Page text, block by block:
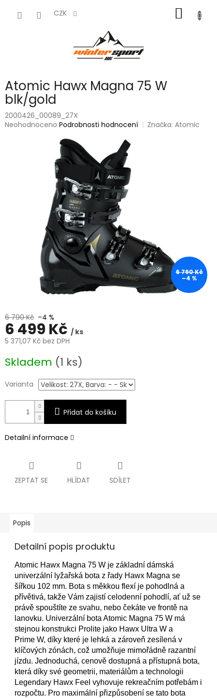
CZK
KOŠÍK
Atomic Hawx Magna 75 W
blk/gold
2000426_00089_27X
Průměrné
Neohodnoceno Podrobnosti hodnocení Značka:Atomic
6 790 Kč
–4 %
6 790 Kč –4 %
6 499 Kč / ks
5 371,07 Kč bez DPH
cena:
Skladem (1 ks)
Varianta
Přidat do košíku
Detailní informace
ZEPTAT SE HLÍDAT SDÍLET
Popis
Detailní popis produktu
Atomic Hawx Magna 75 W je základní dámská
univerzální lyžařská bota z řady Hawx Magna se
šířkou 102 mm. Bota s měkkou flexí je pohodlná a
přívětivá, takže Vám zajistí celodenní pohodlí, ať už se
právě spouštíte ze svahu, nebo čekáte ve frontě na
lanovku. Univerzální bota Atomic Magna 75 W má
stejnou konstrukci Prolite jako Hawx Ultra W a
Prime W, díky které je lehká a zároveň zesílená v
klíčových zónách, což umožňuje mimořádně razantní
jízdu. Jednoduchá, cenově dostupná a přístupná bota,
která díky své geometrii, materiálům a technologii
Legendary Hawx Feel vyhovuje rekreačním potřebám i
rozpočtu. Pro maximální přizpůsobení se tato bota